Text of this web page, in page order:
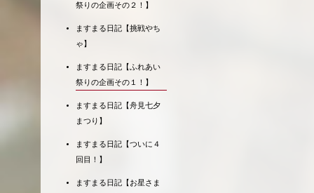
祭りの企画その２！】
ますまる日記【挑戦やち
ゃ】
ますまる日記【ふれあい
祭りの企画その１！】
ますまる日記【舟見七夕
まつり】
ますまる日記【ついに４
回目！】
ますまる日記【お星さま